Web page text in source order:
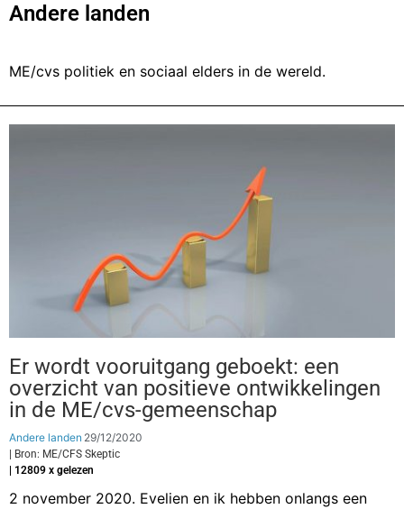
Andere landen
ME/cvs politiek en sociaal elders in de wereld.
Er wordt vooruitgang geboekt: een
overzicht van positieve ontwikkelingen
in de ME/cvs-gemeenschap
Andere landen 29/12/2020
| Bron: ME/CFS Skeptic
| 12809 x gelezen
2 november 2020. Evelien en ik hebben onlangs een